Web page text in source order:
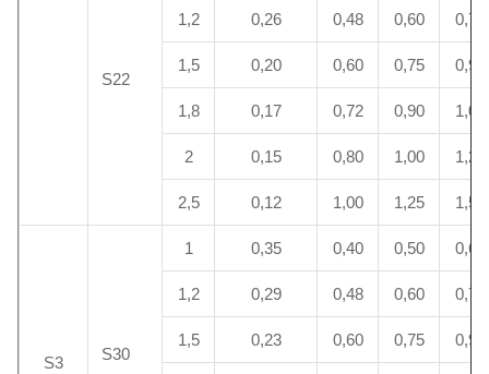
S22
1,2 0,26 0,48 0,60 0,72
1,5 0,20 0,60 0,75 0,90
1,8 0,17 0,72 0,90 1,08
2 0,15 0,80 1,00 1,20
2,5 0,12 1,00 1,25 1,50
S3 S30
1 0,35 0,40 0,50 0,60
1,2 0,29 0,48 0,60 0,72
1,5 0,23 0,60 0,75 0,90